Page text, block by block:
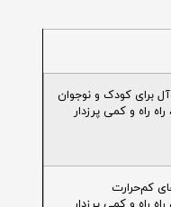
برای کودک و نوجوان
راه و کمی پرزدار
کم‌حرارت